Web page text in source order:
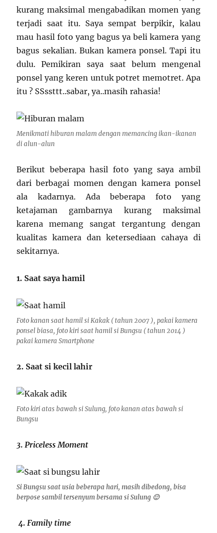
kurang maksimal mengabadikan momen yang
terjadi saat itu. Saya sempat berpikir, kalau
mau hasil foto yang bagus ya beli kamera yang
bagus sekalian. Bukan kamera ponsel. Tapi itu
dulu. Pemikiran saya saat belum mengenal
ponsel yang keren untuk potret memotret. Apa
itu ? SSssttt..sabar, ya..masih rahasia!
Menikmati hiburan malam dengan memancing ikan-ikanan
di alun-alun
Berikut beberapa hasil foto yang saya ambil
dari berbagai momen dengan kamera ponsel
ala kadarnya. Ada beberapa foto yang
ketajaman gambarnya kurang maksimal
karena memang sangat tergantung dengan
kualitas kamera dan ketersediaan cahaya di
sekitarnya.
1. Saat saya hamil
Foto kanan saat hamil si Kakak ( tahun 2007 ), pakai kamera
ponsel biasa, foto kiri saat hamil si Bungsu ( tahun 2014 )
pakai kamera Smartphone
2. Saat si kecil lahir
Foto kiri atas bawah si Sulung, foto kanan atas bawah si
Bungsu
3. Priceless Moment
Si Bungsu saat usia beberapa hari, masih dibedong, bisa
berpose sambil tersenyum bersama si Sulung 🙂
4. Family time